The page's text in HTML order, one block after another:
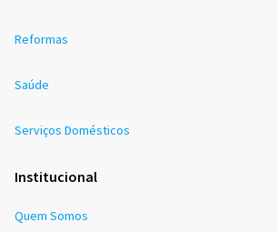
Reformas
Saúde
Serviços Domésticos
Institucional
Quem Somos